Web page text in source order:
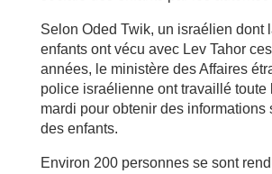
Selon Oded Twik, un israélien dont
enfants ont vécu avec Lev Tahor
années, le ministère des Affaires
police israélienne ont travaillé toute
mardi pour obtenir des informations
des enfants.
Environ 200 personnes se sont